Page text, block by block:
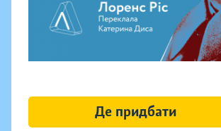
Де придбати